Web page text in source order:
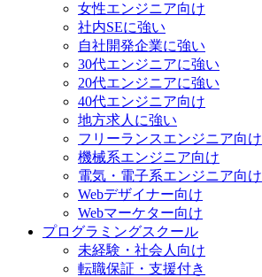
女性エンジニア向け
社内SEに強い
自社開発企業に強い
30代エンジニアに強い
20代エンジニアに強い
40代エンジニア向け
地方求人に強い
フリーランスエンジニア向け
機械系エンジニア向け
電気・電子系エンジニア向け
Webデザイナー向け
Webマーケター向け
プログラミングスクール
未経験・社会人向け
転職保証・支援付き